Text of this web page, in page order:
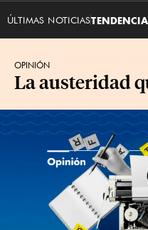
ÚLTIMAS NOTICIAS
OPINIÓN
La austeridad